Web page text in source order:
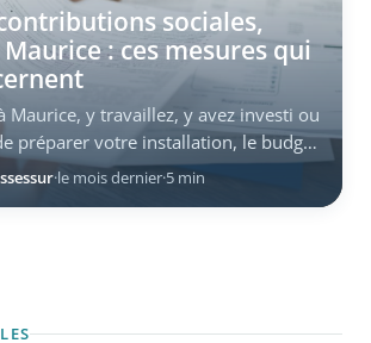
sociales,
: ces mesures qui
Maurice, y travaillez, y avez investi ou
préparer votre installation, le budget
...
·le mois dernier·5 min